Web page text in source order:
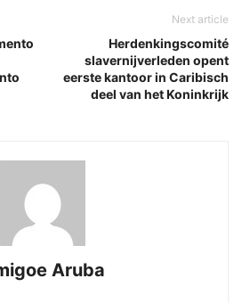
Next article
Herdenkingscomité
slavernijverleden opent
eerste kantoor in Caribisch
deel van het Koninkrijk
Aruba